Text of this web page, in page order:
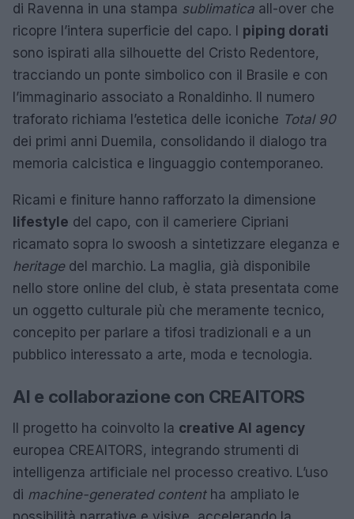
di Ravenna in una stampa sublimatica all-over che
ricopre l’intera superficie del capo. I piping dorati
sono ispirati alla silhouette del Cristo Redentore,
tracciando un ponte simbolico con il Brasile e con
l’immaginario associato a Ronaldinho. Il numero
traforato richiama l’estetica delle iconiche Total 90
dei primi anni Duemila, consolidando il dialogo tra
memoria calcistica e linguaggio contemporaneo.
Ricami e finiture hanno rafforzato la dimensione
lifestyle del capo, con il cameriere Cipriani
ricamato sopra lo swoosh a sintetizzare eleganza e
heritagedel marchio. La maglia, già disponibile
nello store online del club, è stata presentata come
un oggetto culturale più che meramente tecnico,
concepito per parlare a tifosi tradizionali e a un
pubblico interessato a arte, moda e tecnologia.
AI e collaborazione con CREAITORS
Il progetto ha coinvolto la creative AI agency
europea CREAITORS, integrando strumenti di
intelligenza artificiale nel processo creativo. L’uso
di machine-generated contentha ampliato le